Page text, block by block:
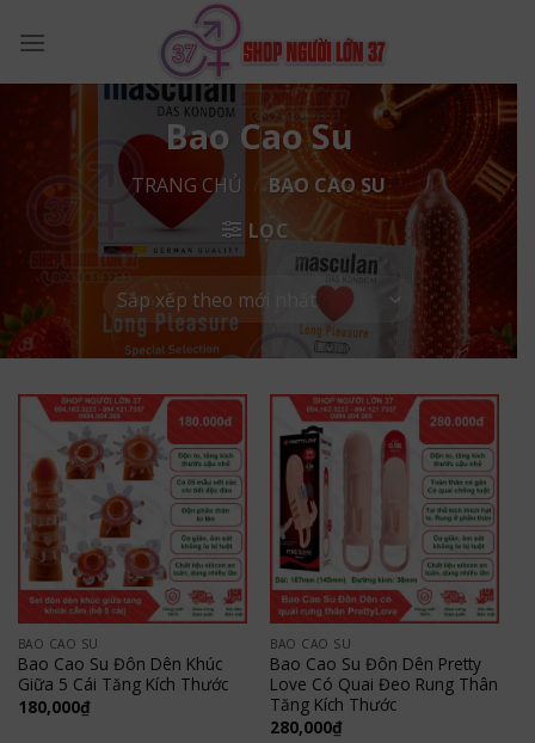
Bao Cao Su
TRANG CHỦ
BAO CAO SU
LỌC
BAO CAO SU
Bao Cao Su Đôn Dên Khúc
Giữa 5 Cái Tăng Kích Thước
180,000₫
BAO CAO SU
Bao Cao Su Đôn Dên Pretty
Love Có Quai Đeo Rung Thân
Tăng Kích Thước
280,000₫